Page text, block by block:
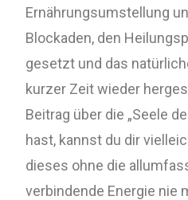
Ernährungsumstellung
Blockaden, den
gesetzt und das
kurzer Zeit wieder
Beitrag über die „Seele
hast, kannst du dir
dieses ohne die
verbindende Energie nie